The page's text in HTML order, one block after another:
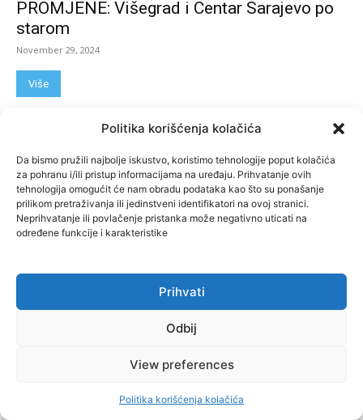
Politika korišćenja kolačića
Da bismo pružili najbolje iskustvo, koristimo tehnologije poput kolačića
za pohranu i/ili pristup informacijama na uređaju. Prihvatanje ovih
tehnologija omogućit će nam obradu podataka kao što su ponašanje
prilikom pretraživanja ili jedinstveni identifikatori na ovoj stranici.
Neprihvatanje ili povlačenje pristanka može negativno uticati na
određene funkcije i karakteristike
Prihvati
Odbij
View preferences
Politika korišćenja kolačića
PROMJENE: Višegrad i Centar Sarajevo po
starom
November 29, 2024
Više
GRAĐANI NE KAŽNJAVAJU ODGOVORNE:
Milići, Kneževo, Derventa, Doboj i Teslić